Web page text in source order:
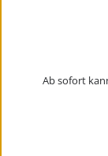
Ab sofort